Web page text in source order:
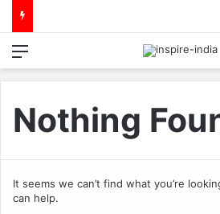
Nothing
It seems we can’t find what you’re
can help.